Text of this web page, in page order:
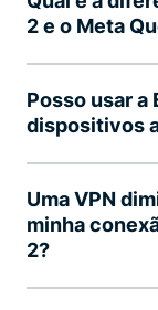
2 e o Meta
Posso usar a
dispositivos
Uma VPN
minha
2?